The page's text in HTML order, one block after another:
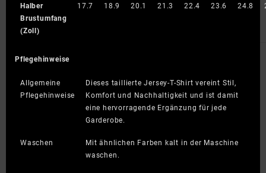
Halber
Brustumfang
(Zoll)
17.7 18.9 20.1 21.3 22.4 23.6 24.8
Pflegehinweise
Allgemeine
Pflegehinweise
Dieses taillierte Jersey-T-Shirt vereint Stil,
Komfort und Nachhaltigkeit und ist damit
eine hervorragende Ergänzung für jede
Garderobe.
Waschen
Mit ähnlichen Farben kalt in der Maschine
waschen.